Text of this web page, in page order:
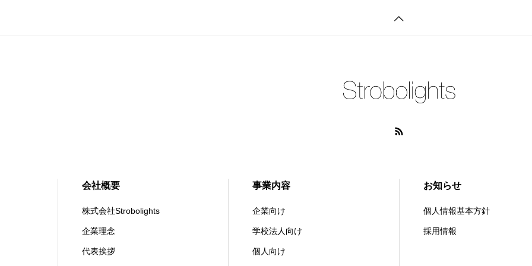
会社概要
株式会社Strobolights
企業理念
代表挨拶
事業内容
企業向け
学校法人向け
個人向け
お知らせ
個人情報基本方針
採用情報